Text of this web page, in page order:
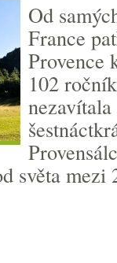
Od
France
Provence
102
světa mezi